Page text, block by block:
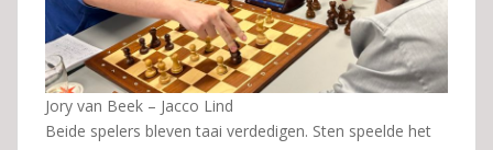
Jory van Beek – Jacco Lind
Beide spelers bleven taai verdedigen. Sten speelde het